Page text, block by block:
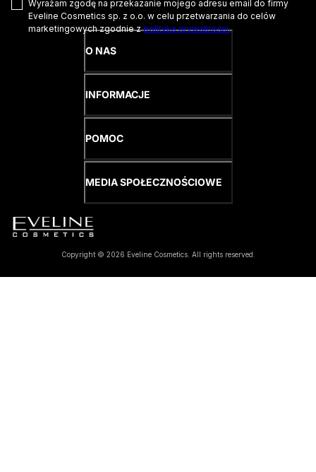
Wyrażam zgodę na przekazanie mojego adresu email do firmy
Eveline Cosmetics sp. z o.o. w celu przetwarzania do celów
marketingowych zgodnie zpolityką prywatności.
O NAS
INFORMACJE
POMOC
MEDIA SPOŁECZNOŚCIOWE
Copyright © 2026 Eveline Cosmetics. All rights reserved.